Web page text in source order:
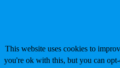
This website uses cookies to
you're ok with this, but you can